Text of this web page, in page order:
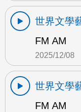
世界文學
FM AM
2025/12/08
世界文學
FM AM